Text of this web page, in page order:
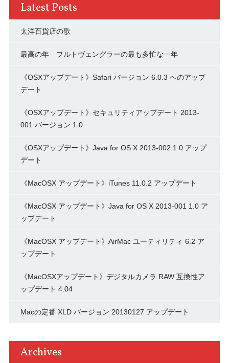
Latest Posts
太洋百貨店の歌
最高の年 フルトヴェングラーの最も多忙な一年
《OSXアップデート》Safari バージョン 6.0.3 へのアップ
デート
《OSXアップデート》セキュリティアップデート 2013-
001 バージョン 1.0
《OSXアップデート》Java for OS X 2013-002 1.0 アップ
デート
《MacOSX アップデート》iTunes 11.0.2 アップデート
《MacOSX アップデート》Java for OS X 2013-001 1.0 ア
ップデート
《MacOSX アップデート》AirMac ユーティリティ 6.2 ア
ップデート
《MacOSXアップデート》デジタルカメラ RAW 互換性ア
ップデート 4.04
Macの定番 XLD バージョン 20130127 アップデート
Archives